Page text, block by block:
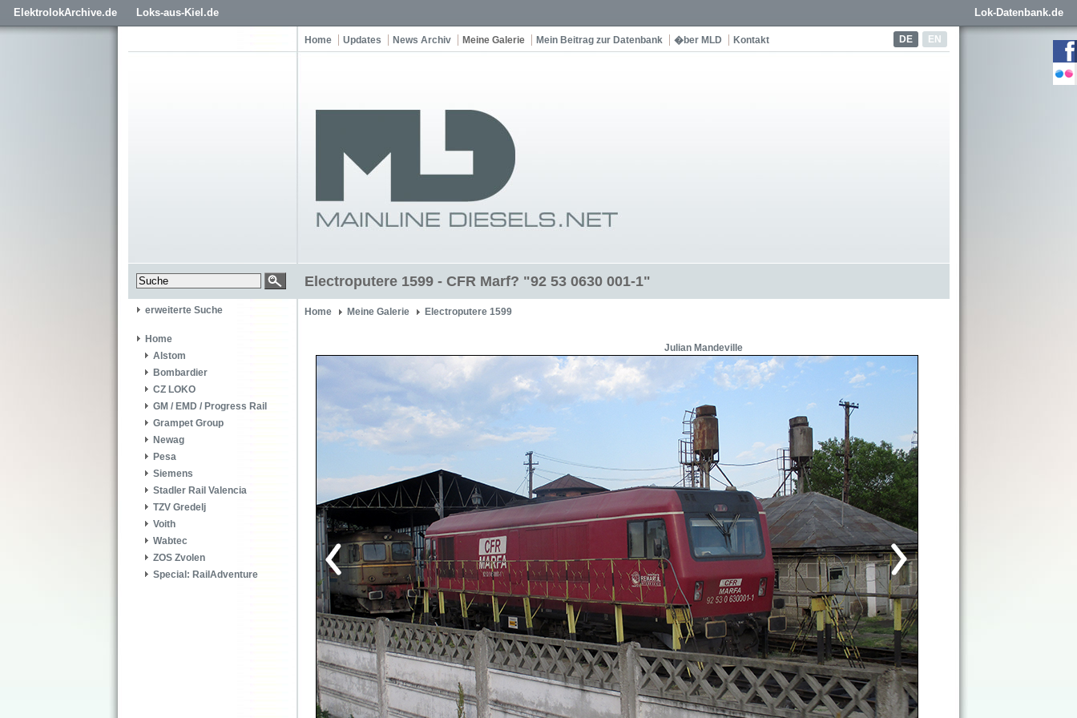
ElektrolokArchive.de Loks-aus-Kiel.de Lok-Datenbank.de
DE EN
Home Updates News Archiv Meine Galerie Mein Beitrag zur Datenbank �ber MLD Kontakt
Electroputere 1599 - CFR Marf? "92 53 0630 001-1"
erweiterte Suche
Home
Alstom
Bombardier
CZ LOKO
GM / EMD / Progress Rail
Grampet Group
Newag
Pesa
Siemens
Stadler Rail Valencia
TZV Gredelj
Voith
Wabtec
ZOS Zvolen
Special: RailAdventure
Home Meine Galerie Electroputere 1599
Julian Mandeville